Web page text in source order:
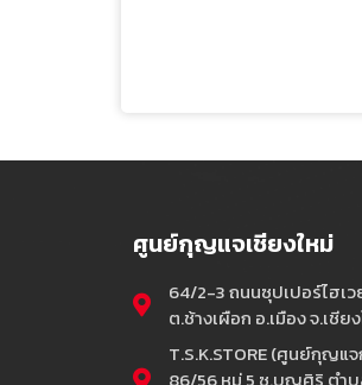
ศูนย์กุญแจเชียงใหม่
64/2-3 ถนนซุปเปอร์ไฮเว
ต.ช้างเผือก อ.เมือง จ.เชี
T.S.K.STORE (ศูนย์กุญแ
86/56 หมู่ 5 ซ.บุญศิริ ตำบ